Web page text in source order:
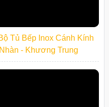
Tủ Bếp Inox Cánh Kính
- Khương Trung